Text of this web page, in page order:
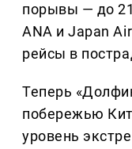
порывы — до
ANA и Japan
рейсы в
Теперь
побережью
уровень